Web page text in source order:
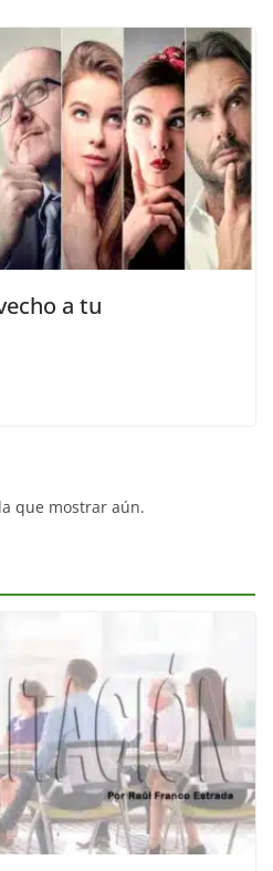
a tu
que mostrar aún.